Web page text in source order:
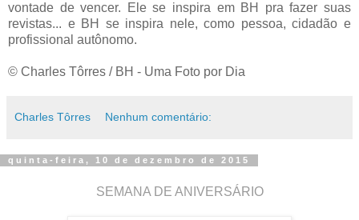
vontade de vencer. Ele se inspira em BH pra fazer suas
revistas... e BH se inspira nele, como pessoa, cidadão e
profissional autônomo.
© Charles Tôrres / BH - Uma Foto por Dia
Charles Tôrres Nenhum comentário:
quinta-feira, 10 de dezembro de 2015
SEMANA DE ANIVERSÁRIO